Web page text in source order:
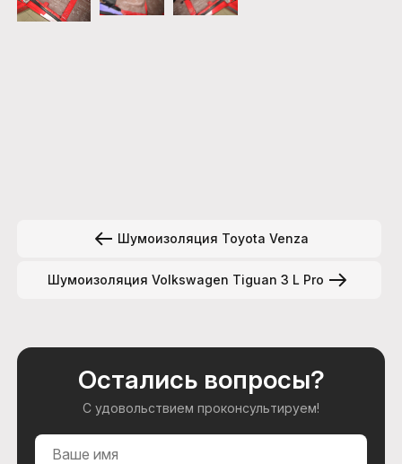
Шумоизоляция Toyota Venza
Шумоизоляция Volkswagen Tiguan 3 L Pro
Остались вопросы?
С удовольствием проконсультируем!